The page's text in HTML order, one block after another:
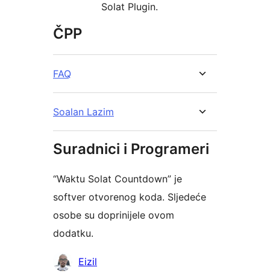
Solat Plugin.
ČPP
FAQ
Soalan Lazim
Suradnici i Programeri
“Waktu Solat Countdown” je
softver otvorenog koda. Sljedeće
osobe su doprinijele ovom
dodatku.
Suradnici
Eizil